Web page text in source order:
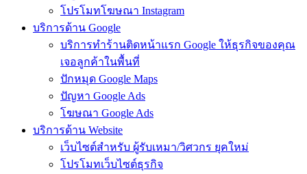
โปรโมทโฆษณา Instagram
บริการด้าน Google
บริการทำร้านติดหน้าแรก Google ให้ธุรกิจของคุณ
เจอลูกค้าในพื้นที่
ปักหมุด Google Maps
ปัญหา Google Ads
โฆษณา Google Ads
บริการด้าน Website
เว็บไซต์สำหรับ ผู้รับเหมา/วิศวกร ยุคใหม่
โปรโมทเว็บไซต์ธุรกิจ